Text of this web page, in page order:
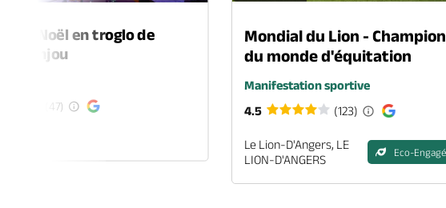
de Noël en troglo de
en-Anjou
(47)
Mondial du Lion -
du monde d'équitation
Manifestation sportive
4.5
(123)
Le Lion-D'Angers, LE
LION-D'ANGERS
Eco-Engagé